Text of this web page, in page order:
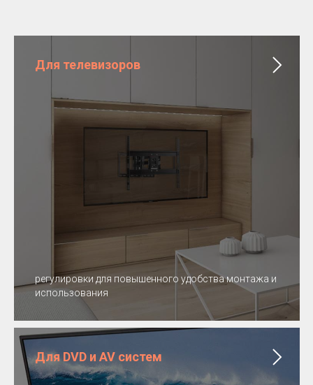
Для телевизоров
регулировки для повышенного удобства монтажа и
использования
Для DVD и AV систем